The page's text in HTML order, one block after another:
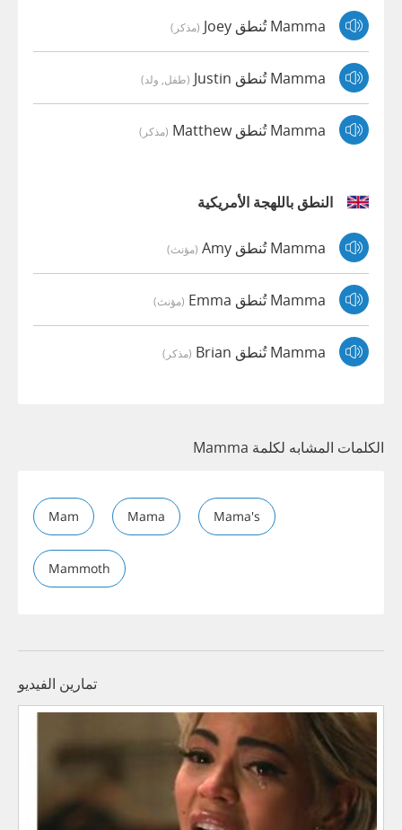
Mamma تُنطق Joey (مذكر)
Mamma تُنطق Justin (طفل, ولد)
Mamma تُنطق Matthew (مذكر)
النطق باللهجة الأمريكية
Mamma تُنطق Amy (مؤنث)
Mamma تُنطق Emma (مؤنث)
Mamma تُنطق Brian (مذكر)
الكلمات المشابه لكلمة Mamma
Mam Mama Mama's
Mammoth
تمارين الفيديو